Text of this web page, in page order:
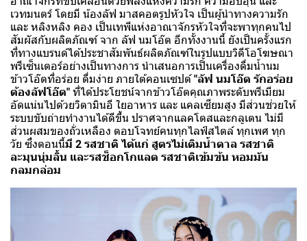
เวทมนตร์ โดยมี น้องลัฟ มาสคอตรูปหัวใจ เป็นผู้นำทางความรัก
และ หลิงหลิง คอง เป็นเทพีแห่งอาณาจักรหัวใจที่จะพาทุกคนไป
สัมผัสกับผลิตภัณฑ์ จาก ลัฟ นมโอ๊ต อีกทั้งงานนี้ ยังเป็นครั้งแรก
ที่ทางแบรนด์ได้ประชาสัมพันธ์ผลิตภัณฑ์ในรูปแบบวิดีโอโฆษณา
พรีเซ็นเตอร์อย่างเป็นทางการ นำเสนอการเป็นเครื่องดื่มน้ำนม
ข้าวโอ๊ตที่อร่อย ดื่มง่าย ภายใต้คอนเซปต์"ลัฟ นมโอ๊ต รักอร่อย
ต้องลัฟโอ๊ต" ที่ได้ประโยชน์จากข้าวโอ๊ตคุณภาพระดับพรีเมียม
อัดแน่นไปด้วยวิตามินอี ใยอาหาร และ แคลเซียมสูง มีส่วนช่วยให้
ระบบขับถ่ายทำงานได้ดีขึ้น ปราศจากแลคโตสและกลูเตน ไม่มี
ส่วนผสมของถั่วเหลือง ตอบโจทย์คนทุกไลฟ์สไตล์ ทุกเพศ ทุก
วัย ซึ่งตอนนี้มี 2 รสชาติ ได้แก่ สูตรไม่เติมน้ำตาล รสชาติ
ละมุนนุ่มลิ้น และรสช็อกโกแลต รสชาติเข้มข้น หอมมัน
กลมกล่อม